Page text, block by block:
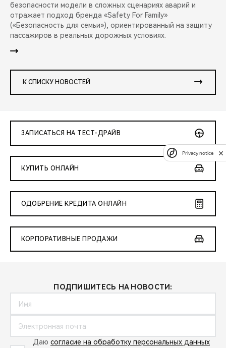
безопасности модели в сложных сценариях аварий и
отражает подход бренда «Safety For Family»
(«Безопасность для семьи»), ориентированный на защиту
пассажиров в реальных дорожных условиях.
К СПИСКУ НОВОСТЕЙ
ЗАПИСАТЬСЯ НА ТЕСТ-ДРАЙВ
КУПИТЬ ОНЛАЙН
ОДОБРЕНИЕ КРЕДИТА ОНЛАЙН
КОРПОРАТИВНЫЕ ПРОДАЖИ
ПОДПИШИТЕСЬ НА НОВОСТИ:
Даю согласие на обработку персональных данных
Privacy notice